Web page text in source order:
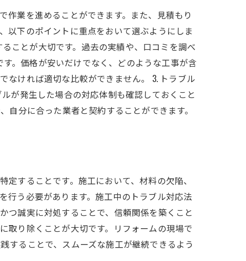
作業を進めることができます。また、見積もり
以下のポイントに重点をおいて選ぶようにしま
ことが大切です。過去の実績や、口コミを調べ
。価格が安いだけでなく、どのような工事が含
なければ適切な比較ができません。 3. トラブル
が発生した場合の対応体制も確認しておくこと
分に合った業者と契約することができます。
することです。施工において、材料の欠陥、
行う必要があります。施工中のトラブル対応法
つ誠実に対処することで、信頼関係を築くこと
取り除くことが大切です。リフォームの現場で
することで、スムーズな施工が継続できるよう